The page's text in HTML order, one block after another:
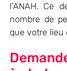
l’ANAH. Ce
nombre de
que votre